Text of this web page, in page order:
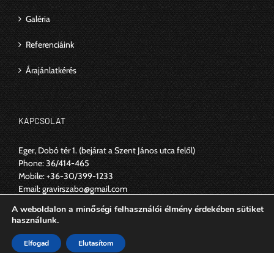
Galéria
Referenciáink
Árajánlatkérés
KAPCSOLAT
Eger, Dobó tér 1.(bejárat a Szent János utca felől)
Phone:36/414-465
Mobile:+36-30/399-1233
Email:gravirszabo@gmail.com
A weboldalon a minőségi felhasználói élmény érdekében sütiket
használunk.
Elfogad Elutasítom